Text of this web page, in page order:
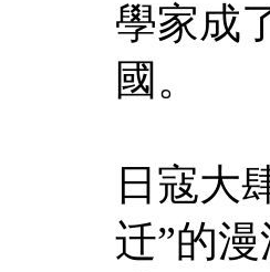
學家成
國。
日寇大
迁”的